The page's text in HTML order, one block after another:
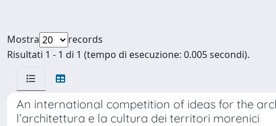
Mostra
records
Risultati 1 - 1 di 1 (tempo di esecuzione: 0.005 secondi).
An international competition of ideas for the
l’architettura e la cultura dei territori morenici